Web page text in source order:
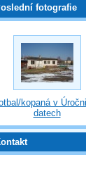
fotografie
kopaná v
datech